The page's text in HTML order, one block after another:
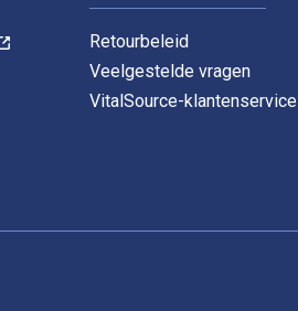
Retourbeleid
Veelgestelde vragen
VitalSource-klantenservice